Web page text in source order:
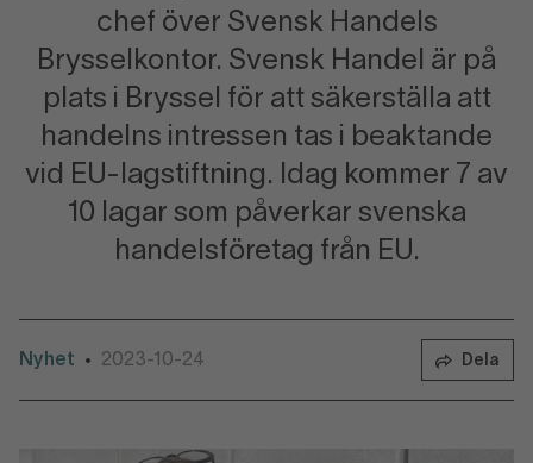
chef över Svensk Handels
Brysselkontor. Svensk Handel är på
plats i Bryssel för att säkerställa att
handelns intressen tas i beaktande
vid EU-lagstiftning. Idag kommer 7 av
10 lagar som påverkar svenska
handelsföretag från EU.
Nyhet • 2023-10-24 Dela